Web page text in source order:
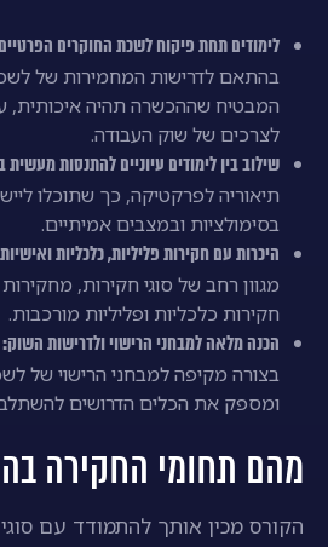
לימודים תחת פיקוח לשכת החוקרים
בהתאם לדרישות המחמירות של
המבטיח שההכשרה תהיה איכותית,
לצרכים של שוק העבודה.
שילוב בין לימודים עיוניים להתנסות
תיאוריה לפרקטיקה, כך שתוכלו
בסימולציות ובמצבים אמיתיים.
היכרות עם חקירות פליליות, כלכליות
מגוון רחב של סוגי חקירות,
חקירות כלכליות ופליליות מורכבות.
הכנה מלאה למבחני הרישוי ולדרישות השוק:
בצורה מקיפה למבחני הרישוי של
ומספק את הכלים הדרושים
מהם תחומי החקירה
הקורס מכין אותך להתמודד עם